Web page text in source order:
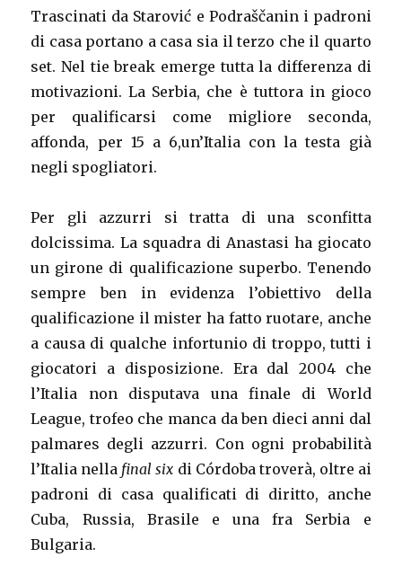
Trascinati da Starović e Podraščanin i padroni
di casa portano a casa sia il terzo che il quarto
set. Nel tie break emerge tutta la differenza di
motivazioni. La Serbia, che è tuttora in gioco
per qualificarsi come migliore seconda,
affonda, per 15 a 6,un’Italia con la testa già
negli spogliatori.
Per gli azzurri si tratta di una sconfitta
dolcissima. La squadra di Anastasi ha giocato
un girone di qualificazione superbo. Tenendo
sempre ben in evidenza l’obiettivo della
qualificazione il mister ha fatto ruotare, anche
a causa di qualche infortunio di troppo, tutti i
giocatori a disposizione. Era dal 2004 che
l’Italia non disputava una finale di World
League, trofeo che manca da ben dieci anni dal
palmares degli azzurri. Con ogni probabilità
l’Italia nella final six di Córdoba troverà, oltre ai
padroni di casa qualificati di diritto, anche
Cuba, Russia, Brasile e una fra Serbia e
Bulgaria.